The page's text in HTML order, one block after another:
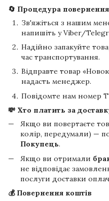
🔄 Процедура повернення
Зв'яжіться з нашим
напишіть у Viber/
Надійно запакуйте
час транспортування.
Відправте товар
надасть менеджер.
Повідомте нам номер
💸 Хто платить за
Якщо ви повертаєте
колір, передумали) —
Покупець.
Якщо ви отримали
не відповідає
послуги доставки
💰 Повернення коштів